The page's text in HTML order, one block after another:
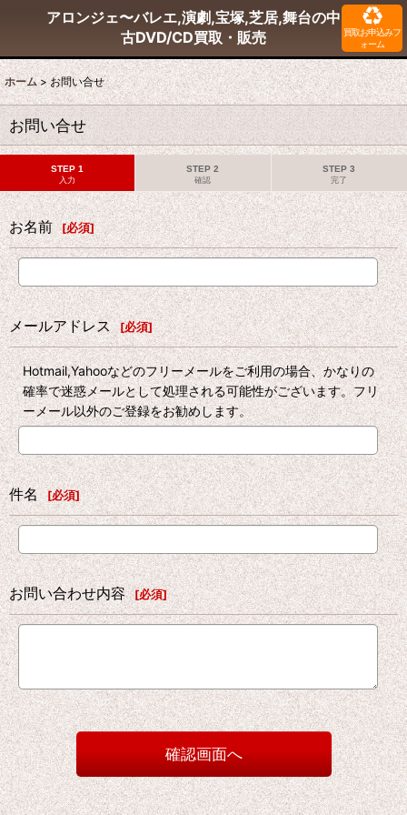
アロンジェ〜バレエ,演劇,宝塚,芝居,舞台の中
古DVD/CD買取・販売
買取お申込みフ
ォーム
ホーム > お問い合せ
お問い合せ
STEP 1
入力
STEP 2
確認
STEP 3
完了
お名前 [必須]
メールアドレス [必須]
Hotmail,Yahooなどのフリーメールをご利用の場合、かなりの
確率で迷惑メールとして処理される可能性がございます。フリ
ーメール以外のご登録をお勧めします。
件名 [必須]
お問い合わせ内容 [必須]
確認画面へ